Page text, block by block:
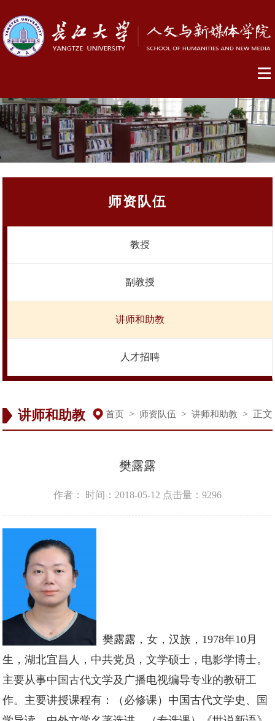
师资队伍
教授
副教授
讲师和助教
人才招聘
讲师和助教 首页 > 师资队伍 > 讲师和助教 > 正文
樊露露
作者： 时间：2018-05-12 点击量： 9296
樊露露，女，汉族，1978年10月
生，湖北宜昌人，中共党员，文学硕士，电影学博士。
主要从事中国古代文学及广播电视编导专业的教研工
作。主要讲授课程有：（必修课）中国古代文学史、国